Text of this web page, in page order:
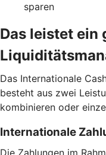
sparen
Das leistet ein
Das Internationale
besteht aus zwei
kombinieren oder
Internationale